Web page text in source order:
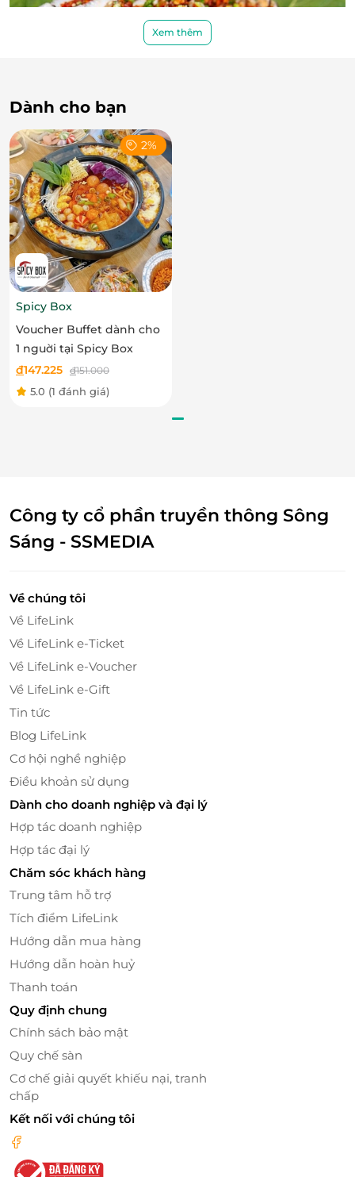
Quý khách hàng sẽ được tận hưởng từng chặng
đường của nền ẩm thực thế giới, những thực khách
sành ăn luôn coi trọng vai trò của món khai vị - đánh
thức vị giác cho bữa ăn. Đây không chỉ là món ăn tạo
cảm giác và ấn tượng ban đầu trong suốt bữa ăn mà
trọn vị hơn. D’Maris chỉ lựa chọn nguyên liệu đúng
mùa, với các loại rau củ quả được kiểm tra nghiêm
ngặt đầu ngày, sử dụng trong ngày, kết hợp với các
loại sốt và nguyên liệu tươi ngon. Bạn hãy thử Salad
ức vịt xông khói, salad hải sản, salad hỗn hợp, salad
nga, salab ức gà, salad tự chọn,… nhé!
Xem thêm
Dành cho bạn
2%
Spicy Box
Voucher Buffet dành cho
1 nguời tại Spicy Box
đ147.225 đ151.000
5.0 (1 đánh giá)
Công ty cổ phần truyền thông Sông
Sáng - SSMEDIA
Về chúng tôi
Về LifeLink
Về LifeLink e-Ticket
Về LifeLink e-Voucher
Về LifeLink e-Gift
Tin tức
Blog LifeLink
Cơ hội nghề nghiệp
Điều khoản sử dụng
Dành cho doanh nghiệp và đại lý
Hợp tác doanh nghiệp
Hợp tác đại lý
Chăm sóc khách hàng
Trung tâm hỗ trợ
Tích điểm LifeLink
Hướng dẫn mua hàng
Hướng dẫn hoàn huỷ
Thanh toán
Quy định chung
Chính sách bảo mật
Quy chế sàn
Cơ chế giải quyết khiếu nại, tranh
chấp
Kết nối với chúng tôi